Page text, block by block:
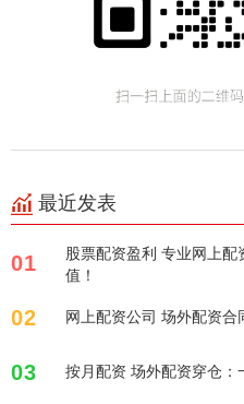
最近发表
01
股票配资盈利 专业网上
值！
02 网上配资公司 场外配资
03 按月配资 场外配资